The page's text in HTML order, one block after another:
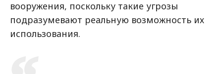
вооружения, поскольку такие угрозы
подразумевают реальную возможность их
использования.